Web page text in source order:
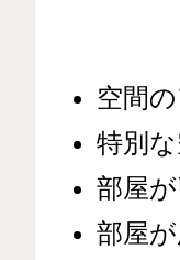
空間
特別
部屋
部屋